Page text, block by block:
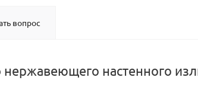
вопрос
настенного